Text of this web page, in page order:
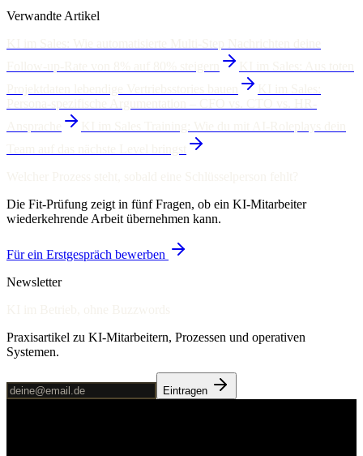
Verwandte Artikel
Die Fit-Prüfung zeigt in fünf Fragen, ob ein KI-Mitarbeiter
wiederkehrende Arbeit übernehmen kann.
Für ein Erstgespräch bewerben
Newsletter
Praxisartikel zu KI-Mitarbeitern, Prozessen und operativen
Systemen.
Eintragen